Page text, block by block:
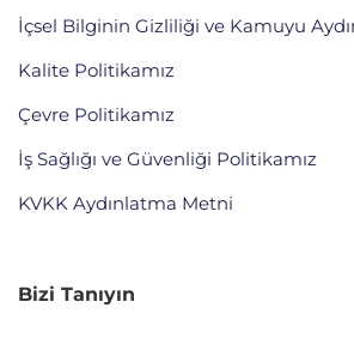
İçsel Bilginin Gizliliği ve Kamuyu
Kalite Politikamız
Çevre Politikamız
İş Sağlığı ve Güvenliği Politikamız
KVKK Aydınlatma Metni
Bizi Tanıyın